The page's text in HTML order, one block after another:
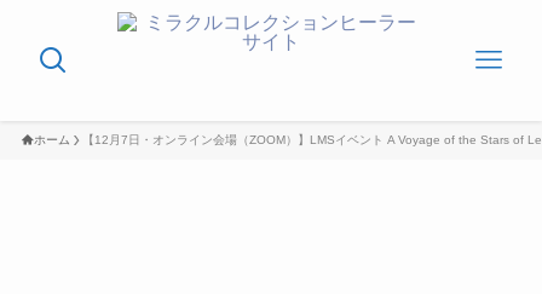
ホーム 【12月7日・オンライン会場（ZOOM）】LMSイベント A Voyage of the Stars of